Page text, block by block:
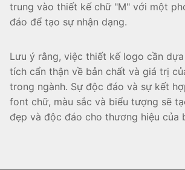
trung vào thiết kế chữ "M" với một
đáo để tạo sự nhận dạng.
Lưu ý rằng, việc thiết kế logo cần
tích cẩn thận về bản chất và giá trị
trong ngành. Sự độc đáo và sự kết
font chữ, màu sắc và biểu tượng sẽ
đẹp và độc đáo cho thương hiệu của